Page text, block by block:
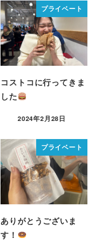
プライベート
コストコに行ってきま
した
2024年2月28日
プライベート
ありがとうございま
す！